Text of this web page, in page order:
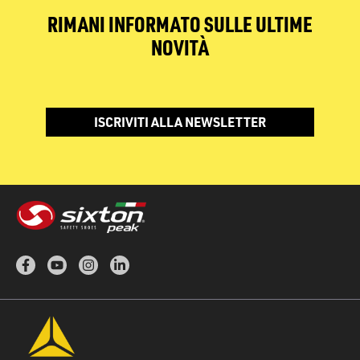
RIMANI INFORMATO SULLE ULTIME
NOVITÀ
ISCRIVITI ALLA NEWSLETTER